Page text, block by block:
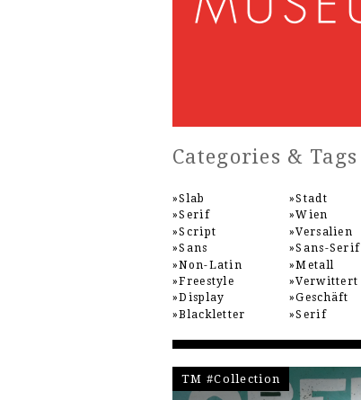
Categories & Tags
Slab
Serif
Script
Sans
Non-Latin
Freestyle
Display
Blackletter
Stadt
Wien
Versalien
Sans-Serif
Metall
Verwittert
Geschäft
Serif
TM #Collection